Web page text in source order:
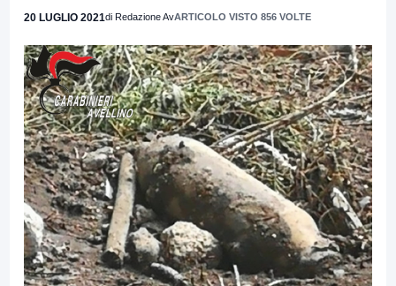
20 LUGLIO 2021di Redazione AvARTICOLO VISTO 856 VOLTE